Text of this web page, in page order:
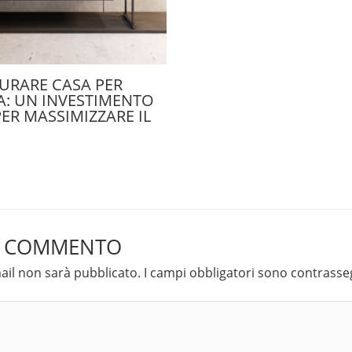
CASA PER
UN INVESTIMENTO
MASSIMIZZARE IL
non sarà pubblicato. I campi obbligatori sono